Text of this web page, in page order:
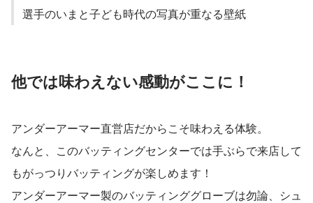
選手のいまと子ども時代の写真が重なる壁紙
他では味わえない感動がここに！
アンダーアーマー直営店だからこそ味わえる体験。
なんと、このバッティングセンターでは手ぶらで来店して
もがっつりバッティングが楽しめます！
アンダーアーマー製のバッティンググローブは勿論、シュ